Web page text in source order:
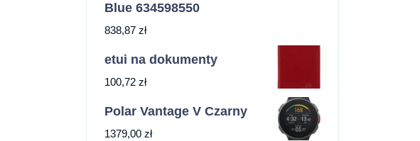
Blue 634598550
838,87 zł
etui na dokumenty
100,72 zł
Polar Vantage V Czarny
1379,00 zł